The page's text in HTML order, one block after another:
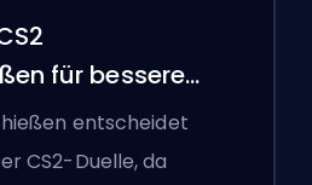
für bessere
entscheidet
CS2-Duelle, da